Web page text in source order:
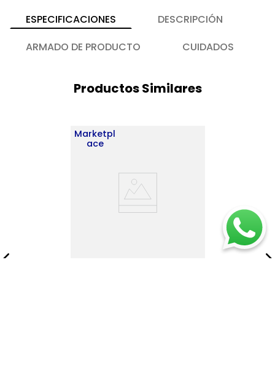
ESPECIFICACIONES
DESCRIPCIÓN
ARMADO DE PRODUCTO
CUIDADOS
Productos Similares
Marketpl
ace